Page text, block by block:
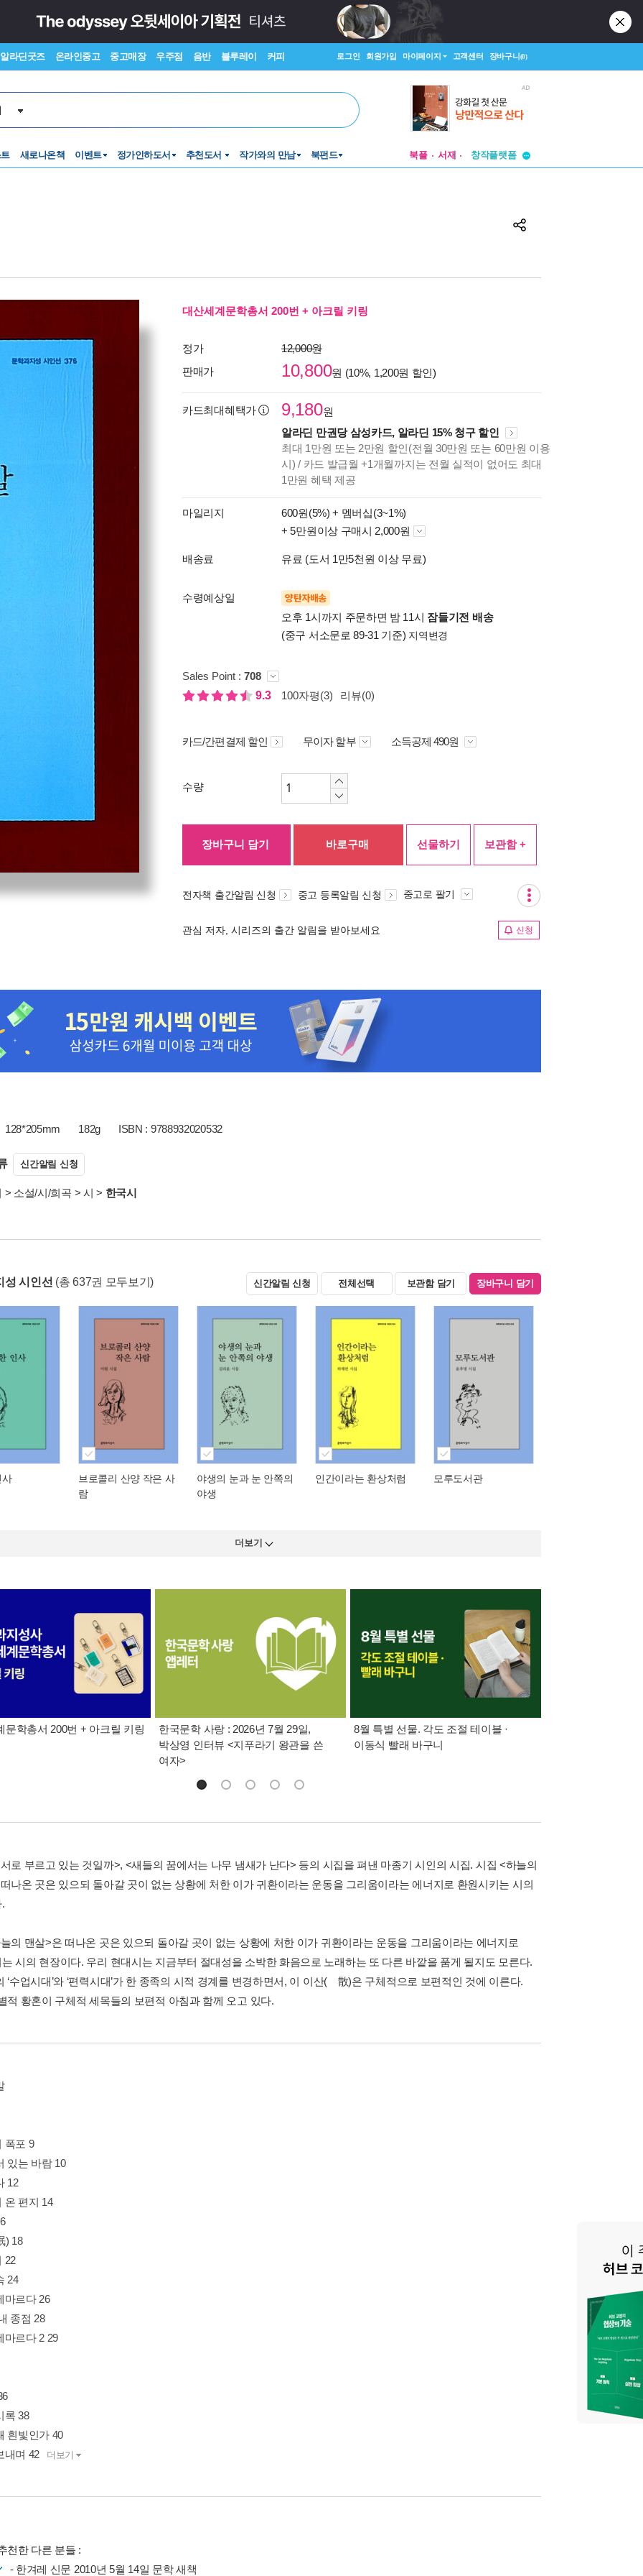
알라딘굿즈 온라인중고 중고매장 우주점 음반 블루레이 커피 로그인 회원가입 마이페이지 고객센터 장바구니(0)
새로나온책 이벤트 정가인하도서 추천도서 작가와의 만남 북펀드 북플 서재
창작플랫폼
대산세계문학총서 200번 + 아크릴 키링
정가
12,000원
판매가
10,800원 (10%, 1,200원 할인)
카드최대혜택가 9,180원
알라딘 만권당 삼성카드, 알라딘 15% 청구 할인
최대 1만원 또는 2만원 할인(전월 30만원 또는 60만원 이용
시) / 카드 발급월 +1개월까지는 전월 실적이 없어도 최대
1만원 혜택 제공
마일리지 600원(5%) + 멤버십(3~1%)
+ 5만원이상 구매시 2,000원
배송료 유료 (도서 1만5천원 이상 무료)
수령예상일 양탄자배송
오후 1시까지 주문하면 밤 11시 잠들기전 배송
(중구 서소문로 89-31 기준) 지역변경
Sales Point : 708
9.3
100자평(3) 리뷰(0)
카드/간편결제 할인 무이자 할부 소득공제 490원
수량
장바구니 담기 바로구매 선물하기 보관함 +
전자책 출간알림 신청 중고 등록알림 신청 중고로 팔기
관심 저자, 시리즈의 출간 알림을 받아보세요 신청
128*205mm 182g ISBN : 9788932020532
신간알림 신청
> 소설/시/희곡 > 시 > 한국시
성 시인선 (총 637권 모두보기) 신간알림 신청 전체선택 보관함 담기 장바구니 담기
사
브로콜리 산양 작은 사
람
야생의 눈과 눈 안쪽의
야생
인간이라는 환상처럼 모루도서관
더보기
문학총서 200번 + 아크릴 키링
한국문학 사랑 : 2026년 7월 29일,
박상영 인터뷰 <지푸라기 왕관을 쓴
여자>
8월 특별 선물. 각도 조절 테이블 ·
이동식 빨래 바구니
로 부르고 있는 것일까>, <새들의 꿈에서는 나무 냄새가 난다> 등의 시집을 펴낸 마종기 시인의 시집. 시집 <하늘의
나온 곳은 있으되 돌아갈 곳이 없는 상황에 처한 이가 귀환이라는 운동을 그리움이라는 에너지로 환원시키는 시의
의 맨살>은 떠나온 곳은 있으되 돌아갈 곳이 없는 상황에 처한 이가 귀환이라는 운동을 그리움이라는 에너지로
시의 현장이다. 우리 현대시는 지금부터 절대성을 소박한 화음으로 노래하는 또 다른 바깥을 품게 될지도 모른다.
‘수업시대’와 ‘편력시대’가 한 종족의 시적 경계를 변경하면서, 이 이산(離散)은 구체적으로 보편적인 것에 이른다.
적 황혼이 구체적 세목들의 보편적 아침과 함께 오고 있다.
폭포 9
있는 바람 10
12
온 편지 14
) 18
22
24
마르다 26
종점 28
마르다 2 29
록 38
흰빛인가 40
내며 42
더보기
천한 다른 분들 :
- 한겨레 신문 2010년 5월 14일 문학 새책